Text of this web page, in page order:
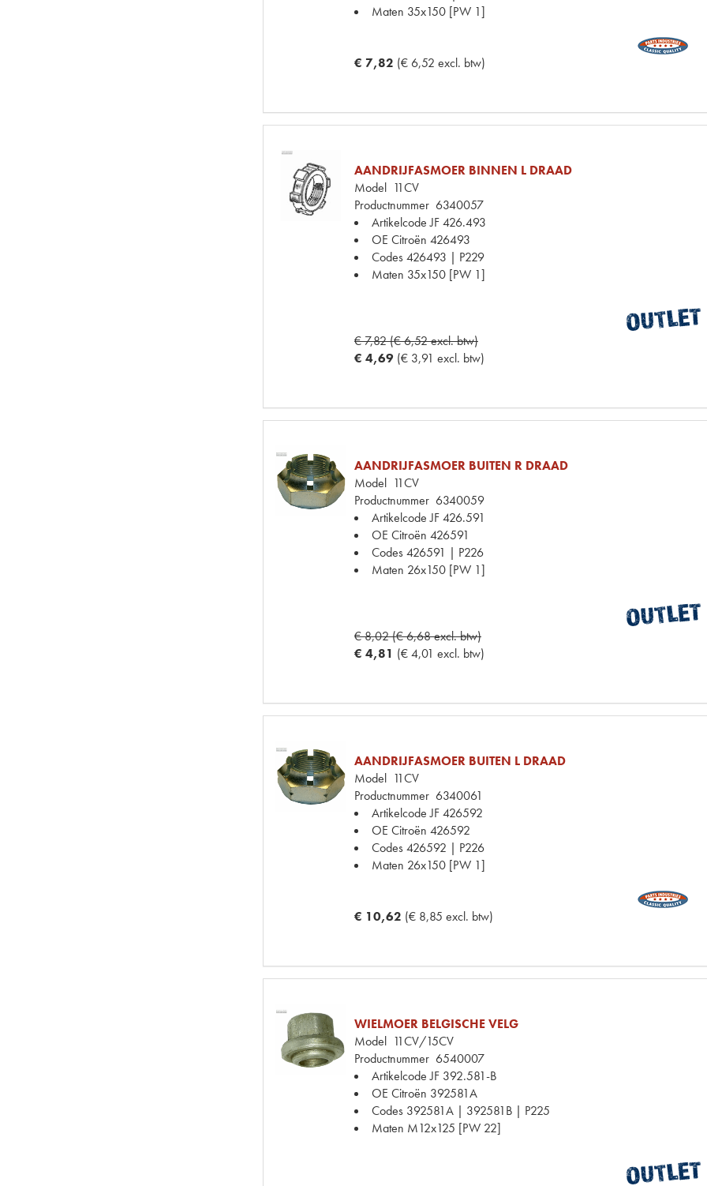
Maten 35x150 [PW 1]
€ 7,82 (€ 6,52 excl. btw)
AANDRIJFASMOER BINNEN L DRAAD
Model 11CV
Productnummer 6340057
Artikelcode JF426.493
OE Citroën 426493
Codes426493 | P229
Maten 35x150 [PW 1]
€ 7,82 (€ 6,52 excl. btw)
€ 4,69 (€ 3,91 excl. btw)
AANDRIJFASMOER BUITEN R DRAAD
Model 11CV
Productnummer 6340059
Artikelcode JF426.591
OE Citroën 426591
Codes426591 | P226
Maten 26x150 [PW 1]
€ 8,02 (€ 6,68 excl. btw)
€ 4,81 (€ 4,01 excl. btw)
AANDRIJFASMOER BUITEN L DRAAD
Model 11CV
Productnummer 6340061
Artikelcode JF426592
OE Citroën 426592
Codes426592 | P226
Maten 26x150 [PW 1]
€ 10,62 (€ 8,85 excl. btw)
WIELMOER BELGISCHE VELG
Model 11CV/15CV
Productnummer 6540007
Artikelcode JF 392.581-B
OE Citroën 392581A
Codes 392581A | 392581B | P225
Maten M12x125 [PW 22]